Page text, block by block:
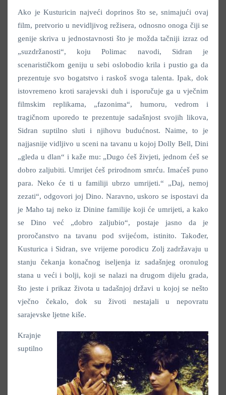
Ako je Kusturicin najveći doprinos što se, snimajući ovaj
film, pretvorio u nevidljivog režisera, odnosno onoga čiji se
genije skriva u jednostavnosti što je možda tačniji izraz od
„suzdržanosti“, koju Polimac navodi, Sidran je
scenarističkom geniju u sebi oslobodio krila i pustio ga da
prezentuje svo bogatstvo i raskoš svoga talenta. Ipak, dok
istovremeno kroti sarajevski duh i isporučuje ga u vječnim
filmskim replikama, „fazonima“, humoru, vedrom i
tragičnom uporedo te prezentuje sadašnjost svojih likova,
Sidran suptilno sluti i njihovu budućnost. Naime, to je
najjasnije vidljivo u sceni na tavanu u kojoj Dolly Bell, Dini
„gleda u dlan“ i kaže mu: „Dugo ćeš živjeti, jednom ćeš se
dobro zaljubiti. Umrijet ćeš prirodnom smrću. Imaćeš puno
para. Neko će ti u familiji ubrzo umrijeti.“ „Daj, nemoj
zezati“, odgovori joj Dino. Naravno, uskoro se ispostavi da
je Maho taj neko iz Dinine familije koji će umrijeti, a kako
se Dino već „dobro zaljubio“, postaje jasno da je
proročanstvo na tavanu pod svijećom, istinito. Također,
Kusturica i Sidran, sve vrijeme porodicu Zolj zadržavaju u
stanju čekanja konačnog iseljenja iz sadašnjeg oronulog
stana u veći i bolji, koji se nalazi na drugom dijelu grada,
što jeste i prikaz života u tadašnjoj državi u kojoj se nešto
vječno čekalo, dok su životi nestajali u nepovratu
sarajevske ljetne kiše.
Krajnje
suptilno